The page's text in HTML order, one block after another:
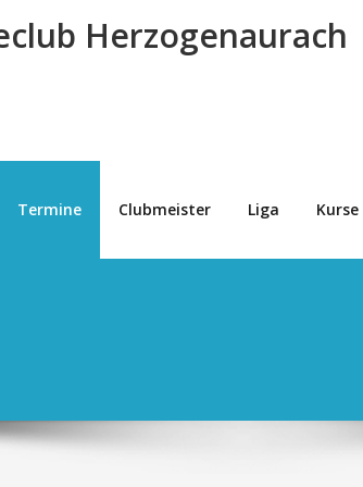
Herzogenaurach
Termine Clubmeister Liga Kurse